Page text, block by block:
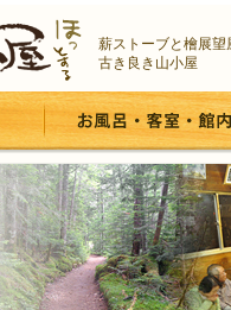
薪ストーブと檜展望
古き良き山小屋